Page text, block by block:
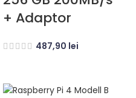
+ Adaptor
487,90 lei